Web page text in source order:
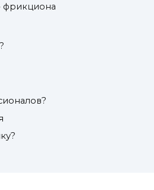
фрикциона